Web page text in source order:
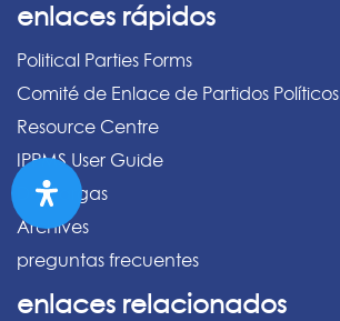
enlaces rápidos
Political Parties Forms
Comité de Enlace de Partidos Políticos
Resource Centre
IPPMS User Guide
Descargas
Archives
preguntas frecuentes
enlaces relacionados